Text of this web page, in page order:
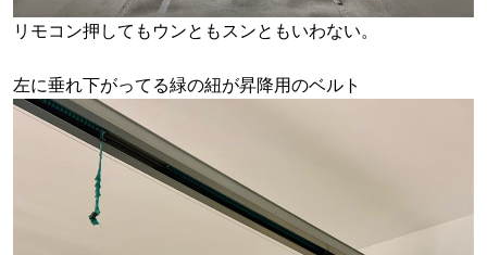
リモコン押してもウンともスンともいわない。
左に垂れ下がってる緑の紐が昇降用のベルト